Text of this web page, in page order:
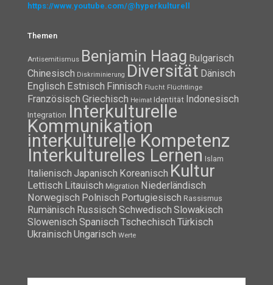
https://www.youtube.com/@hyperkulturell
Themen
Antisemitismus Benjamin Haag Bulgarisch
Chinesisch Diskriminierung Diversität Dänisch
Englisch Estnisch Finnisch Flucht Flüchtlinge
Französisch Griechisch Heimat Identität Indonesisch
Integration Interkulturelle
Kommunikation
interkulturelle Kompetenz
Interkulturelles Lernen Islam
Italienisch Japanisch Koreanisch Kultur
Lettisch Litauisch Migration Niederländisch
Norwegisch Polnisch Portugiesisch Rassismus
Rumänisch Russisch Schwedisch Slowakisch
Slowenisch Spanisch Tschechisch Türkisch
Ukrainisch Ungarisch Werte